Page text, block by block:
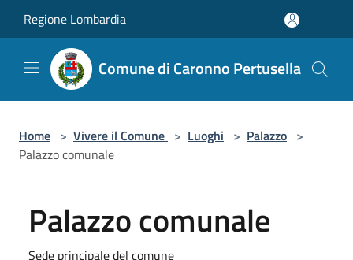
Regione Lombardia
Comune di Caronno Pertusella
Home > Vivere il Comune > Luoghi > Palazzo >
Palazzo comunale
Palazzo comunale
Sede principale del comune